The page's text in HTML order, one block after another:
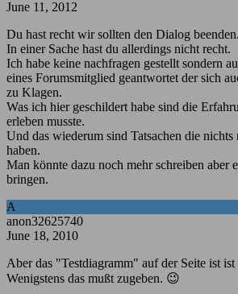
June 11, 2012
Du hast recht wir sollten den Dialog beenden.
In einer Sache hast du allerdings nicht recht.
Ich habe keine nachfragen gestellt sondern
eines Forumsmitglied geantwortet der sich
zu Klagen.
Was ich hier geschildert habe sind die
erleben musste.
Und das wiederum sind Tatsachen die
haben.
Man könnte dazu noch mehr schreiben aber
bringen.
A
anon32625740
June 18, 2010
Aber das "Testdiagramm" auf der Seite ist
Wenigstens das mußt zugeben. 😉